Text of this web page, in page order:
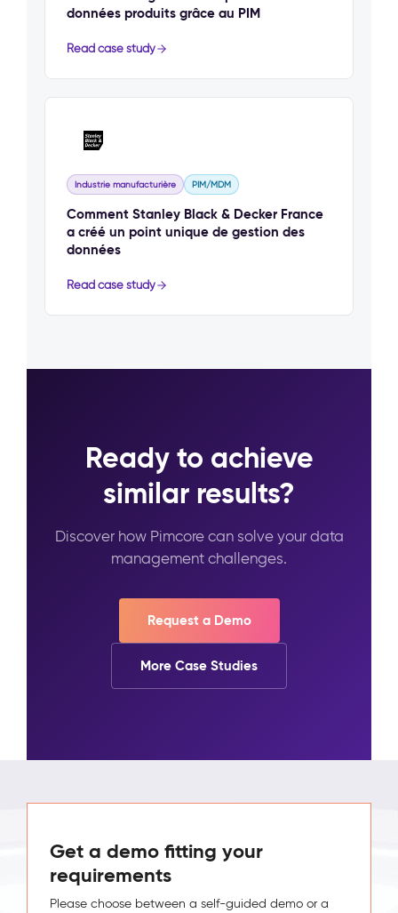
données produits grâce au PIM
Read case study
Industrie manufacturière PIM/MDM
Comment Stanley Black & Decker France
a créé un point unique de gestion des
données
Read case study
Ready to achieve
similar results?
Discover how Pimcore can solve your data
management challenges.
Request a Demo
More Case Studies
Get a demo fitting your
requirements
Please choose between a self-guided demo or a